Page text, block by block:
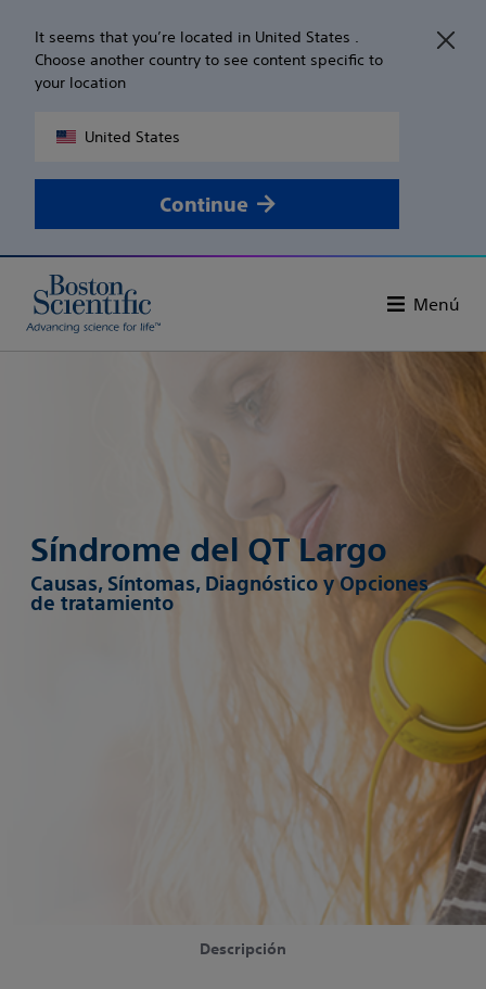
It seems that you’re located in United States .
Choose another country to see content specific to
your location
United States
Continue
Menú
Síndrome del QT Largo
Causas, Síntomas, Diagnóstico y Opciones
de tratamiento
Descripción